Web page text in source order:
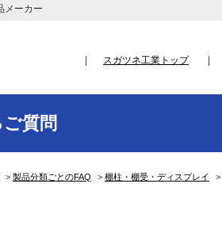
メーカー
スガツネ工業トップ
質問
> 製品分類ごとのFAQ > 棚柱・棚受・ディスプレイ >